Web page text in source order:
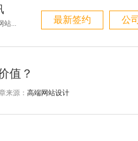
站... 最新签约 公
值？
来源： 高端网站设计